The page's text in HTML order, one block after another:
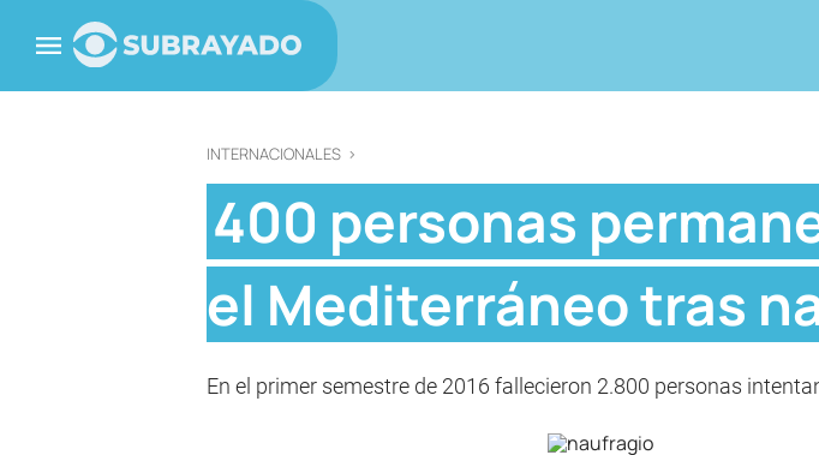
INTERNACIONALES >
400 personas
el Mediterráneo tras
En el primer semestre de 2016 fallecieron 2.800 personas